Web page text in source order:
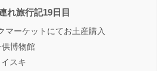
れ旅行記19日目
マーケットにてお土産購入
供博物館
スキ